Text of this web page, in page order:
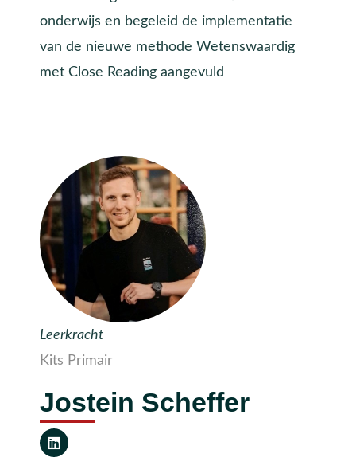
onderwijs en begeleid de implementatie
van de nieuwe methode Wetenswaardig
met Close Reading aangevuld
Leerkracht
Kits Primair
Jostein Scheffer